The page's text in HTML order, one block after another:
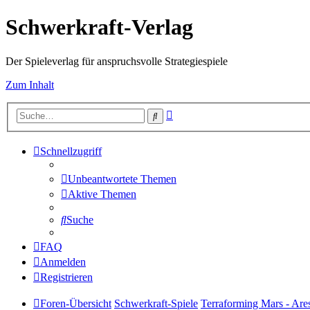
Schwerkraft-Verlag
Der Spieleverlag für anspruchsvolle Strategiespiele
Zum Inhalt
Suche
Schnellzugriff
Unbeantwortete Themen
Aktive Themen
Suche
FAQ
Anmelden
Registrieren
Foren-Übersicht Schwerkraft-Spiele Terraforming Mars -